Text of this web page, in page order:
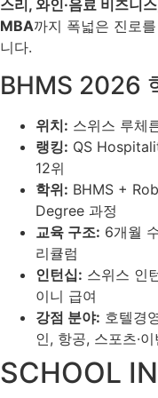
스리, 와인·음료 비즈니
MBA까지 폭넓은 진로
니다.
BHMS 2026
위치: 스위스 루체
랭킹: QS
12위
학위: BHMS +
Degree 과정
교육 구조: 6개월
리큘럼
인턴십: 스위스 인
이니 급여
강점 분야: 호텔경
인, 항공, 스포츠·
SCHOOL